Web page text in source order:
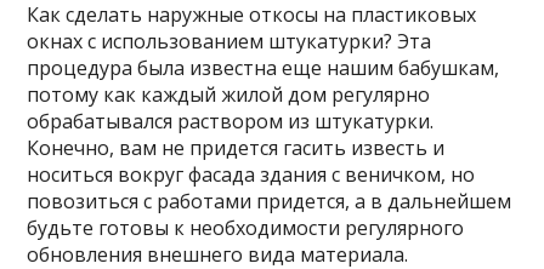
Как сделать наружные откосы на пластиковых
окнах с использованием штукатурки? Эта
процедура была известна еще нашим бабушкам,
потому как каждый жилой дом регулярно
обрабатывался раствором из штукатурки.
Конечно, вам не придется гасить известь и
носиться вокруг фасада здания с веничком, но
повозиться с работами придется, а в дальнейшем
будьте готовы к необходимости регулярного
обновления внешнего вида материала.